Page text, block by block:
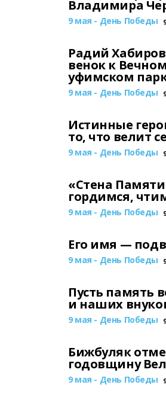
Владимира
9 мая - День Победы
Радий
венок к
уфимском
9 мая - День Победы
Истинные
то, что велит
9 мая - День Победы
«Стена
гордимся,
9 мая - День Победы
Его имя —
9 мая - День Победы
Пусть память
и наших
9 мая - День Победы
Бижбуляк
годовщину
9 мая - День Победы